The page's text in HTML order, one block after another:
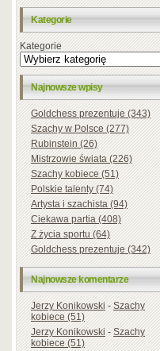
Kategorie
Kategorie
Najnowsze wpisy
Goldchess prezentuje (343)
Szachy w Polsce (277)
Rubinstein (26)
Mistrzowie świata (226)
Szachy kobiece (51)
Polskie talenty (74)
Artysta i szachista (94)
Ciekawa partia (408)
Z życia sportu (64)
Goldchess prezentuje (342)
Najnowsze komentarze
Jerzy Konikowski-Szachy
kobiece (51)
Jerzy Konikowski-Szachy
kobiece (51)